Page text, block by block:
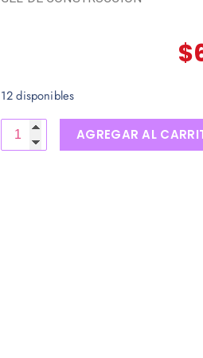
$
12 disponibles
AGREGAR AL